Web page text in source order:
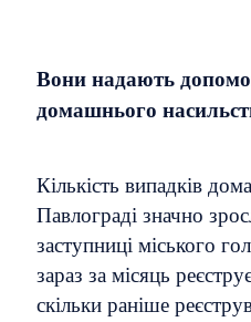
Вони надають
домашнього
Кількість випадків
Павлограді значно
заступниці міського
зараз за місяць
скільки раніше